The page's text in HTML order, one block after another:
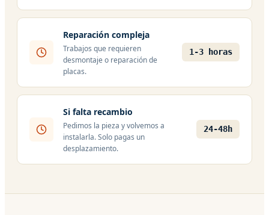
Reparación compleja
Trabajos que requieren
desmontaje o reparación de
placas.
1-3 horas
Si falta recambio
Pedimos la pieza y volvemos a
instalarla. Solo pagas un
desplazamiento.
24-48h